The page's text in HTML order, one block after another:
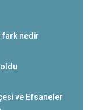
fark nedir
ve Efsaneler